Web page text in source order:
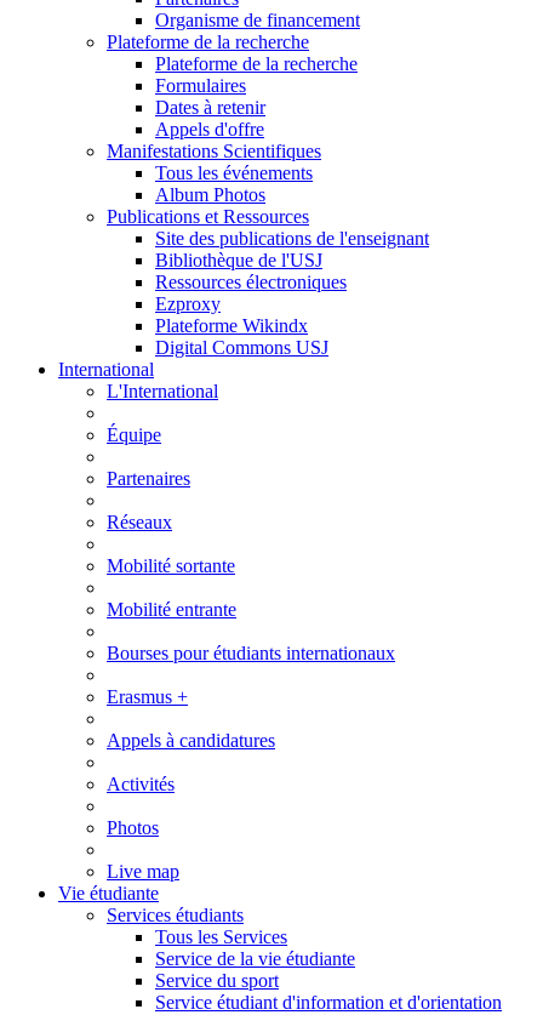
Organisme de financement
Plateforme de la recherche
Plateforme de la recherche
Formulaires
Dates à retenir
Appels d'offre
Manifestations Scientifiques
Tous les événements
Album Photos
Publications et Ressources
Site des publications de l'enseignant
Bibliothèque de l'USJ
Ressources électroniques
Ezproxy
Plateforme Wikindx
Digital Commons USJ
International
L'International
Équipe
Partenaires
Réseaux
Mobilité sortante
Mobilité entrante
Bourses pour étudiants internationaux
Erasmus +
Appels à candidatures
Activités
Photos
Live map
Vie étudiante
Services étudiants
Tous les Services
Service de la vie étudiante
Service du sport
Service étudiant d'information et d'orientation